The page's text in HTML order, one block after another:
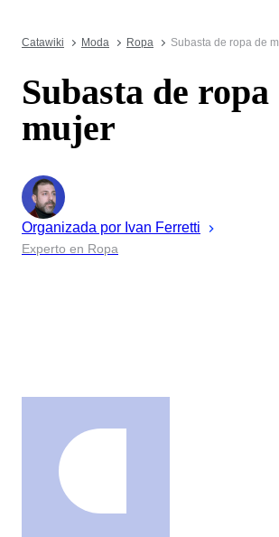
Catawiki Moda Ropa Subasta de ropa de
Subasta de ropa
mujer
Organizada por Ivan Ferretti
Experto en Ropa